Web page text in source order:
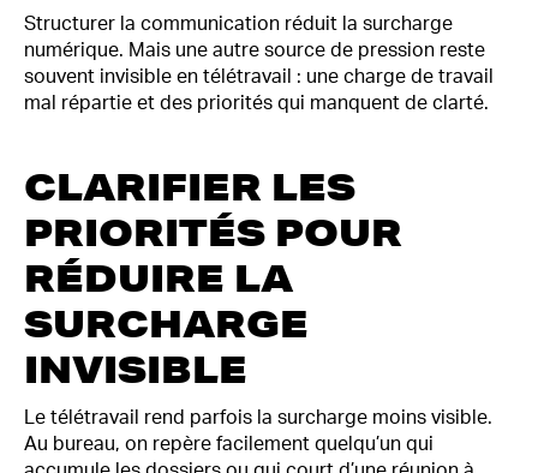
Structurer la communication réduit la surcharge
numérique. Mais une autre source de pression reste
souvent invisible en télétravail : une charge de travail
mal répartie et des priorités qui manquent de clarté.
CLARIFIER LES
PRIORITÉS POUR
RÉDUIRE LA
SURCHARGE
INVISIBLE
Le télétravail rend parfois la surcharge moins visible.
Au bureau, on repère facilement quelqu’un qui